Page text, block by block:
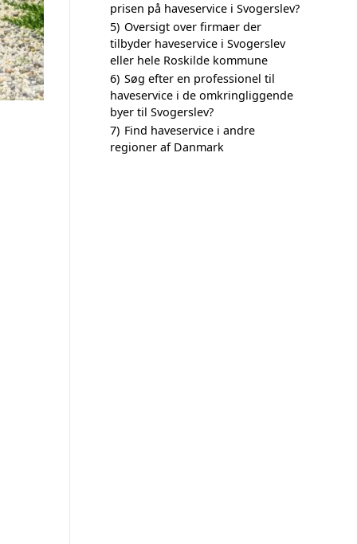
prisen på haveservice i Svogerslev?
5) Oversigt over firmaer der
tilbyder haveservice i Svogerslev
eller hele Roskilde kommune
6) Søg efter en professionel til
haveservice i de omkringliggende
byer til Svogerslev?
7) Find haveservice i andre
regioner af Danmark